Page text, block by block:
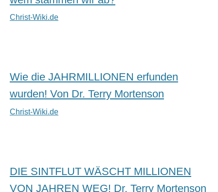
Christ-Wiki.de
Wie die JAHRMILLIONEN erfunden
wurden! Von Dr. Terry Mortenson
Christ-Wiki.de
DIE SINTFLUT WÄSCHT MILLIONEN
VON JAHREN WEG! Dr. Terry Mortenson